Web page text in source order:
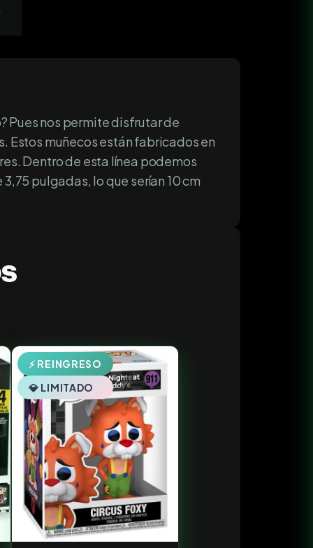
Pues nos permite disfrutar de
Estos muñecos están fabricados en
Dentro de esta línea podemos
pulgadas, lo que serían 10 cm
⚡ REINGRESO
💎 LIMITADO